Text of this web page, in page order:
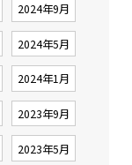
2024年9月
2024年5月
2024年1月
2023年9月
2023年5月